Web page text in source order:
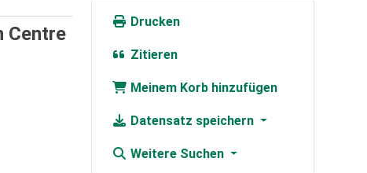
Centre
Drucken
Zitieren
Meinem Korb hinzufügen
Datensatz speichern
Weitere Suchen